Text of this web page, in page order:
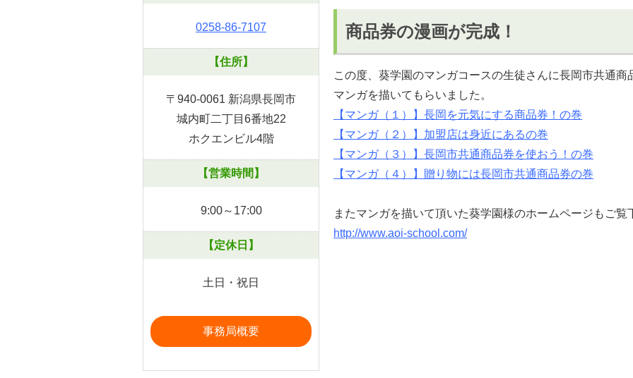
商品券の漫画が完成！
この度、葵学園のマンガコースの生徒さんに長岡市共通商
マンガを描いてもらいました。
【マンガ（１）】長岡を元気にする商品券！の巻
【マンガ（２）】加盟店は身近にあるの巻
【マンガ（３）】長岡市共通商品券を使おう！の巻
【マンガ（４）】贈り物には長岡市共通商品券の巻
またマンガを描いて頂いた葵学園様のホームページもご覧
http://www.aoi-school.com/
0258-86-7107
【住所】
〒940-0061 新潟県長岡市
城内町二丁目6番地22
ホクエンビル4階
【営業時間】
9:00～17:00
【定休日】
土日・祝日
事務局概要